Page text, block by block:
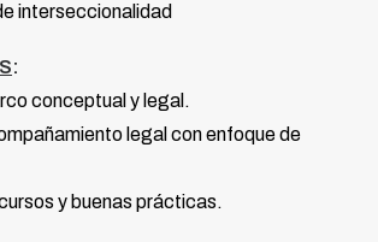
interseccionalidad
:
conceptual y legal.
legal con enfoque de
y buenas prácticas.